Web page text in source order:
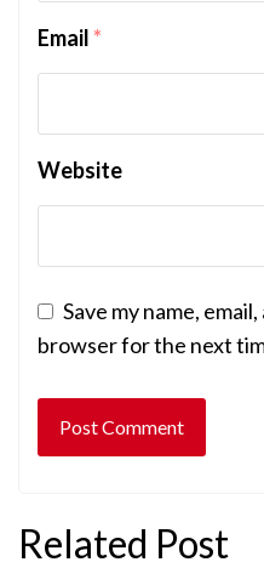
Email*
Website
Save my name,
browser for the next
Related Post